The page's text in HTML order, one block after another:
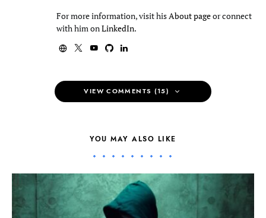
For more information, visit hisAbout pageor connect
with him onLinkedIn.
VIEW COMMENTS (15)
YOU MAY ALSO LIKE